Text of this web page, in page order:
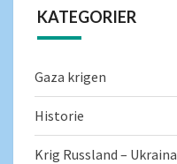
KATEGORIER
Gaza krigen
Historie
Krig Russland – Ukraina